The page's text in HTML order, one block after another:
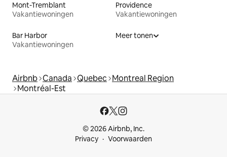
Mont-Tremblant
Vakantiewoningen
Providence
Vakantiewoningen
Bar Harbor
Vakantiewoningen
Meer tonen
Airbnb Canada Quebec Montreal Region
Montréal-Est
© 2026 Airbnb, Inc.
Privacy
Voorwaarden